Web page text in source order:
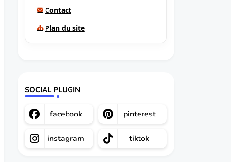
Contact
Plan du site
SOCIAL PLUGIN
facebook pinterest
instagram tiktok